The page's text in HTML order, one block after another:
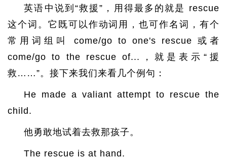
英语中说到“救援”，用得最多的就是 rescue
这个词。它既可以作动词用，也可作名词，有个
常用词组叫 come/go to one's rescue 或者
come/go to the rescue of...，就是表示“援
救……”。接下来我们来看几个例句：
He made a valiant attempt to rescue the
child.
他勇敢地试着去救那孩子。
The rescue is at hand.